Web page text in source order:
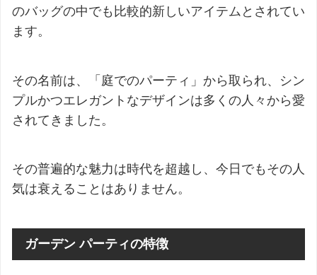
のバッグの中でも比較的新しいアイテムとされてい
ます。
その名前は、「庭でのパーティ」から取られ、シン
プルかつエレガントなデザインは多くの人々から愛
されてきました。
その普遍的な魅力は時代を超越し、今日でもその人
気は衰えることはありません。
ガーデン パーティの特徴